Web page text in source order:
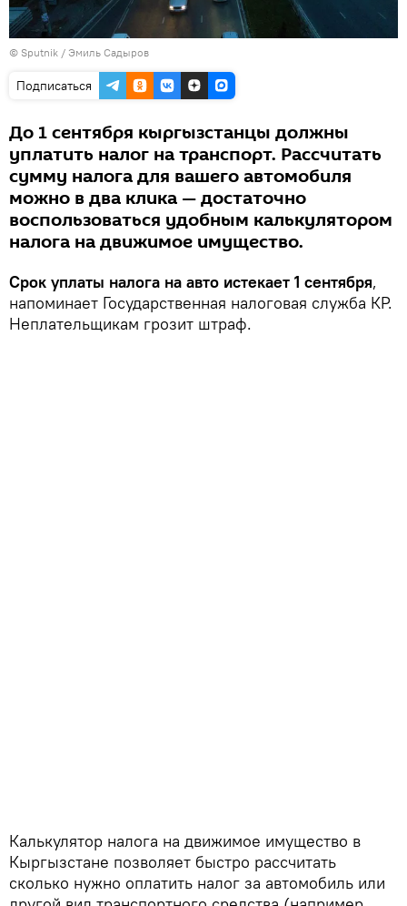
© Sputnik / Эмиль Садыров
Подписаться
До 1 сентября кыргызстанцы должны
уплатить налог на транспорт. Рассчитать
сумму налога для вашего автомобиля
можно в два клика — достаточно
воспользоваться удобным калькулятором
налога на движимое имущество.
Срок уплаты налога на авто истекает 1 сентября,
напоминает Государственная налоговая служба КР.
Неплательщикам грозит штраф.
Калькулятор налога на движимое имущество в
Кыргызстане позволяет быстро рассчитать
сколько нужно оплатить налог за автомобиль или